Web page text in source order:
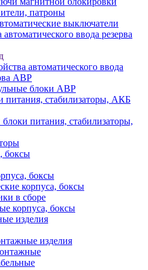
патроны
выключатели
автоматического ввода резерва
автоматического ввода
АВР
блоки АВР
питания, стабилизаторы, АКБ
питания, стабилизаторы,
боксы
боксы
корпуса, боксы
в сборе
корпуса, боксы
изделия
изделия